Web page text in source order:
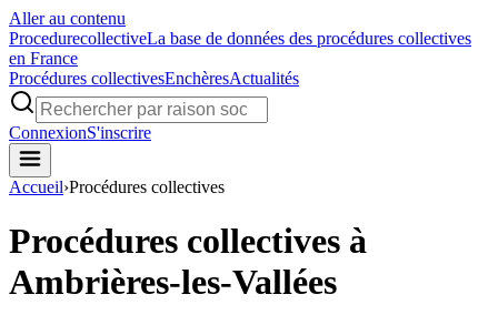
Aller au contenu
ProcedurecollectiveLa base de données des procédures collectives
en France
Procédures collectivesEnchèresActualités
ConnexionS'inscrire
Accueil›Procédures collectives
Procédures collectives à
Ambrières-les-Vallées